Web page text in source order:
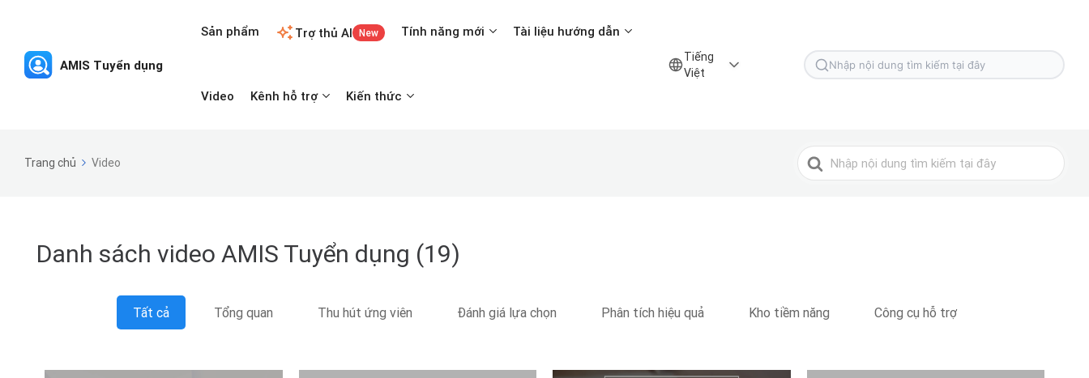
Sản phẩm Trợ thủ AI New Tính năng mới Tài liệu hướng dẫn
Video Kênh hỗ trợ Kiến thức
Tiếng
Việt
Tìm
Trang chủ Video
Tìm
kiếm
Danh sách video AMIS Tuyển dụng (19)
Tất cả Tổng quan Thu hút ứng viên Đánh giá lựa chọn Phân tích hiệu quả Kho tiềm năng Công cụ hỗ trợ